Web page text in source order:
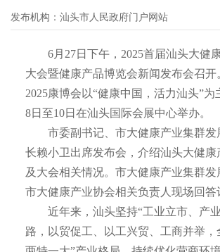
发布机构： 汕头市人民政府门户网站
6月27日下午，2025首届汕头大健
大会暨健康产品博览会新闻发布会召开
2025康博会以“健康中国，活力汕头”为
8日至10日在汕头国际会展中心举办。
市委副书记、市大健康产业集群发
长赖小卫出席发布会，介绍汕头大健康
及大会相关情况。市大健康产业集群发
市大健康产业协会相关负责人现场回答
近年来，汕头坚持“工业立市、产业
路，以贸促工、以工兴贸、工商并举，